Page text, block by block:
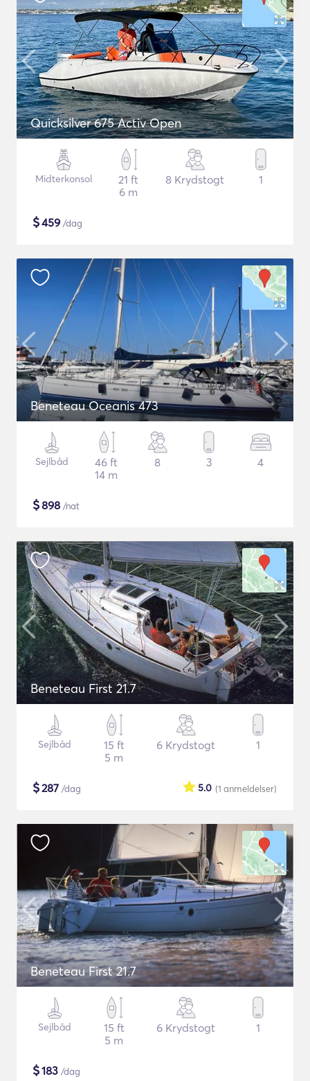
Quicksilver 675 Activ Open
Midterkonsol
21 ft
6 m
8 Krydstogt 1
$459 /dag
Beneteau Oceanis 473
Sejlbåd
46 ft
14 m
8 3 4
$898 /nat
Beneteau First 21.7
Sejlbåd
15 ft
5 m
6 Krydstogt 1
$287 /dag (1 anmeldelser)
5.0
Beneteau First 21.7
Sejlbåd
15 ft
5 m
6 Krydstogt 1
$183 /dag